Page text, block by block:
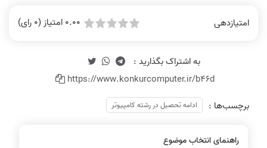
امتیازدهی 0.00 امتیاز (0 رای)
https://www.konkurcomputer.ir/b46d
برچسب‌ها :
ادامه تحصیل در رشته کامپیوتر
راهنمای انتخاب موضوع